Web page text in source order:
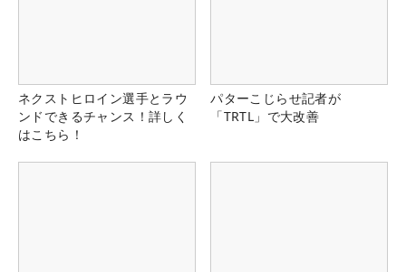
ネクストヒロイン選手とラウ
ンドできるチャンス！詳しく
はこちら！
パターこじらせ記者が
「TRTL」で大改善